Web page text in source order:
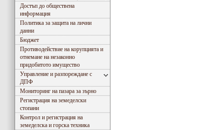
Достъп до обществена
информация
Политика за защита на лични
данни
Бюджет
Противодействие на корупцията и
отнемане на незаконно
придобитото имущество
Управление и разпореждане с
ДПФ
Мониторинг на пазара за зърно
Регистрация на земеделски
стопани
Контрол и регистрация на
земеделска и горска техника